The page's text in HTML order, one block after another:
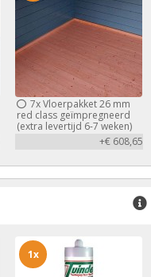
7xVloerpakket 26 mm
red class geïmpregneerd
(extra levertijd 6-7 weken)
+€ 608,65
1x